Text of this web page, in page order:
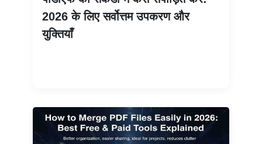
2026 के लिए सर्वोत्तम उपकरण और
युक्तियाँ